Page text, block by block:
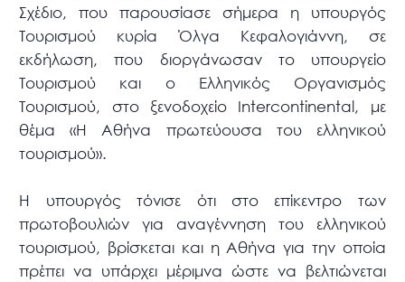
Σχέδιο, που παρουσίασε σήμερα η υπουργός
Τουρισμού κυρία Όλγα Κεφαλογιάννη, σε
εκδήλωση, που διοργάνωσαν το υπουργείο
Τουρισμού και ο Ελληνικός Οργανισμός
Τουρισμού, στο ξενοδοχείο Intercontinental, με
θέμα «Η Αθήνα πρωτεύουσα του ελληνικού
τουρισμού».
Η υπουργός τόνισε ότι στο επίκεντρο των
πρωτοβουλιών για αναγέννηση του ελληνικού
τουρισμού, βρίσκεται και η Αθήνα για την οποία
πρέπει να υπάρχει μέριμνα ώστε να βελτιώνεται